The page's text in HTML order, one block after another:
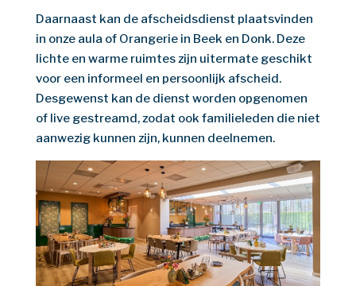
Daarnaast kan de afscheidsdienst plaatsvinden
in onze aula of Orangerie in Beek en Donk. Deze
lichte en warme ruimtes zijn uitermate geschikt
voor een informeel en persoonlijk afscheid.
Desgewenst kan de dienst worden opgenomen
of live gestreamd, zodat ook familieleden die niet
aanwezig kunnen zijn, kunnen deelnemen.